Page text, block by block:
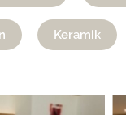
Keramik